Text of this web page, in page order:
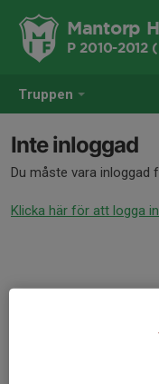
Truppen
Mantorp
P 2010-2012
Inte inloggad
Du måste vara inloggad
Klicka här för att logga in